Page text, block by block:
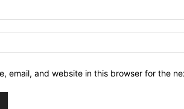
email, and website in this browser for the